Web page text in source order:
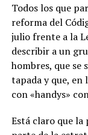
Todos los que
reforma del
julio frente a la
describir a un
hombres, que
tapada y que, en
con «handys»
Está claro que